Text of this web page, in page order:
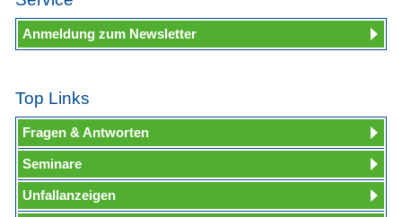
Anmeldung zum Newsletter
Top Links
Fragen & Antworten
Seminare
Unfallanzeigen